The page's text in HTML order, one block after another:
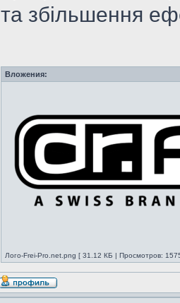
та збільшення
Вложения:
Лого-Frei-Pro.net.png [ 31.12 КБ | Просмотров: